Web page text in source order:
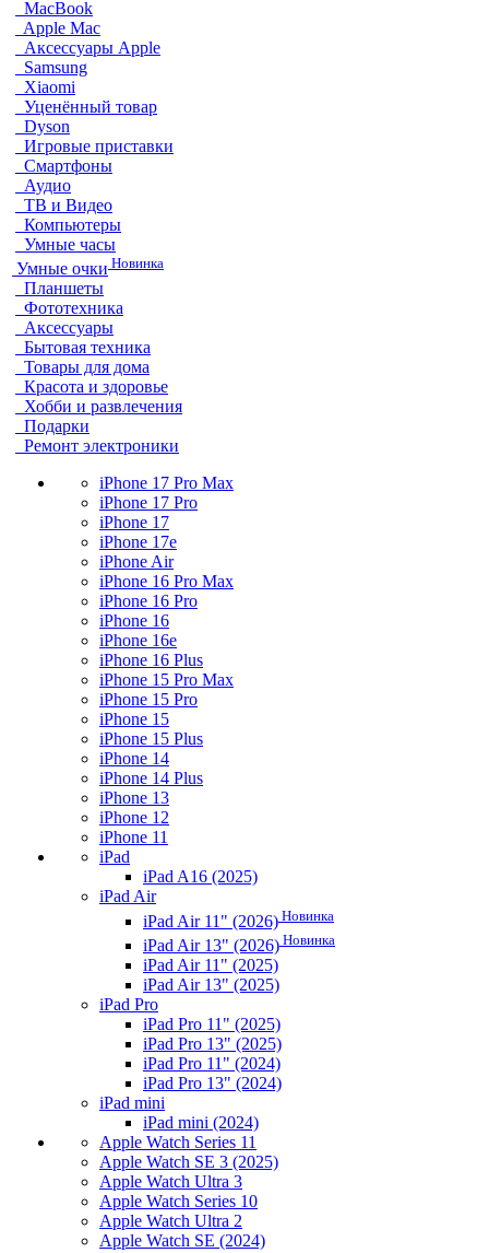
MacBook
Apple Mac
Аксессуары Apple
Samsung
Xiaomi
Уценённый товар
Dyson
Игровые приставки
Смартфоны
Аудио
ТВ и Видео
Компьютеры
Умные часы
Умные очки Новинка
Планшеты
Фототехника
Аксессуары
Бытовая техника
Товары для дома
Красота и здоровье
Хобби и развлечения
Подарки
Ремонт электроники
iPhone 17 Pro Max
iPhone 17 Pro
iPhone 17
iPhone 17e
iPhone Air
iPhone 16 Pro Max
iPhone 16 Pro
iPhone 16
iPhone 16e
iPhone 16 Plus
iPhone 15 Pro Max
iPhone 15 Pro
iPhone 15
iPhone 15 Plus
iPhone 14
iPhone 14 Plus
iPhone 13
iPhone 12
iPhone 11
iPad
iPad A16 (2025)
iPad Air
iPad Air 11" (2026) Новинка
iPad Air 13" (2026) Новинка
iPad Air 11" (2025)
iPad Air 13" (2025)
iPad Pro
iPad Pro 11" (2025)
iPad Pro 13" (2025)
iPad Pro 11" (2024)
iPad Pro 13" (2024)
iPad mini
iPad mini (2024)
Apple Watch Series 11
Apple Watch SE 3 (2025)
Apple Watch Ultra 3
Apple Watch Series 10
Apple Watch Ultra 2
Apple Watch SE (2024)